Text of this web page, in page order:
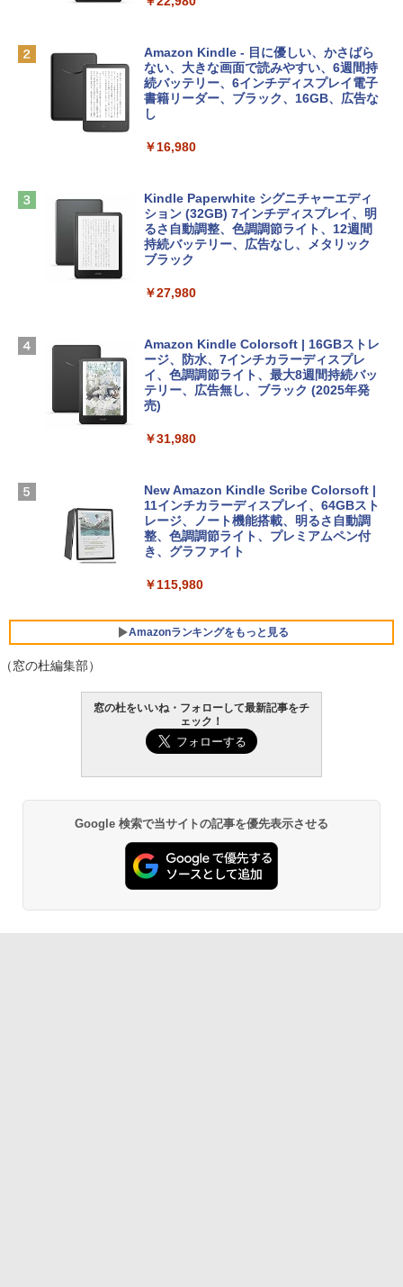
￥162,598
tomtoc 360°保護 15.6 16インチ パソコ
ンケース Dell NEC Lavie ASUS HP dyna
Apple 2026 MacBook Air M5チップ搭載
13インチノートブック：AIとApple Intell
igence、13.6インチLiquid Retinaディ
スプレイ、16GBユニファイドメモリ、1
ームカメラ、日本語キーボード、Touch I
￥261,414
【Amazon.co.jp限定】 HP ノートパソコ
ン 15-fd 15.6インチ 16GBメモリ 512GB
FMV ノートパソコン WE1-K3 (MS 365 P
ersonal/Copilotキー搭載/Win 11/15.6型/
Core i5/16GB/SSD 512GB/ホワイト) FM
VWK3E15W_AZ
￥139,880
Robloxギフトカード - 1000 Robux 【限
定バーチャルアイテムを含む】 【オンラ
インゲームコード】 ロブロックス |オン
ラインコード版
4(最新 永続版)|オンラインコード版|Wind
ows11、10/mac対応|PC2台
￥39,582
Robloxギフトカード - 2,000 Robux 【限
ラインコード版
￥3,200
ト): Java & Bedrock Edition | オンライ
￥3,600
出す プロンプトの言葉 AI画像生成シリー
ズ (はぴーイラストLabo)
￥480
ClaudeCode いちばんやさしい 教科書:
にもKindle出版にも！ 非エンジニアのた
めのAIコーディング入門シリーズ
￥99
1冊ですべて身につくHTML & CSSとWe
￥1,292
FM TOWNS ハイパー・カタログ: 本体ハ
ェクトリストと最新エミュレータ紹介
Amazon Kindle - 目に優しい、かさばら
ない、大きな画面で読みやすい、6週間持
続バッテリー、6インチディスプレイ電子
書籍リーダー、ブラック、16GB、広告な
し
￥16,980
Kindle Paperwhite シグニチャーエディ
ション (32GB) 7インチディスプレイ、明
るさ自動調整、色調調節ライト、12週間
持続バッテリー、広告なし、メタリック
ブラック
￥27,980
Amazon Kindle Colorsoft | 16GBストレ
ージ、防水、7インチカラーディスプレ
イ、色調調節ライト、最大8週間持続バッ
テリー、広告無し、ブラック (2025年発
売)
￥31,980
New Amazon Kindle Scribe Colorsoft |
11インチカラーディスプレイ、64GBスト
レージ、ノート機能搭載、明るさ自動調
整、色調調節ライト、プレミアムペン付
き、グラファイト
￥115,980
Amazonランキングをもっと見る
（窓の杜編集部）
窓の杜をいいね・フォローして最新記事をチ
ェック！
Google 検索で当サイトの記事を優先表示させる